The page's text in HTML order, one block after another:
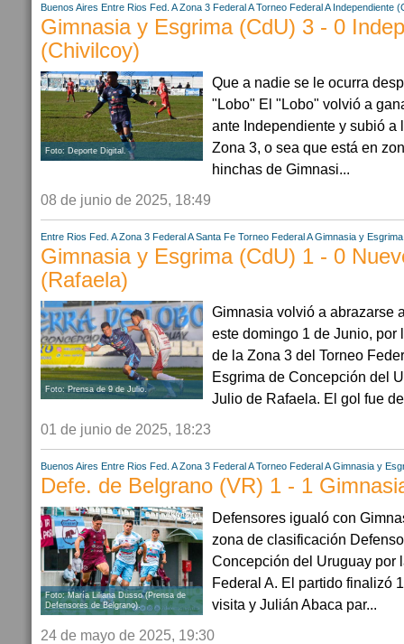
Buenos Aires Entre Rios Fed. A Zona 3 Federal A Torneo Federal A Independiente
Gimnasia y Esgrima (CdU) 3 - 0
(Chivilcoy)
Foto: Deporte Digital.
Que a nadie se le ocurra
"Lobo" El "Lobo" volvió a
ante Independiente y subió a
Zona 3, o sea que está en
hinchas de Gimnasi...
08 de junio de 2025, 18:49
Entre Rios Fed. A Zona 3 Federal A Santa Fe Torneo Federal A Gimnasia y
Gimnasia y Esgrima (CdU) 1 - 0
(Rafaela)
Foto: Prensa de 9 de Julio.
Gimnasia volvió a abrazarse
este domingo 1 de Junio, por
de la Zona 3 del Torneo
Esgrima de Concepción del
Julio de Rafaela. El gol fue
01 de junio de 2025, 18:23
Buenos Aires Entre Rios Fed. A Zona 3 Federal A Torneo Federal A Gimnasia y
Defe. de Belgrano (VR) 1 - 1
Foto: María Liliana Dusso (Prensa de
Defensores de Belgrano).
Defensores igualó con
zona de clasificación
Concepción del Uruguay por
Federal A. El partido finalizó
visita y Julián Abaca par...
24 de mayo de 2025, 19:30